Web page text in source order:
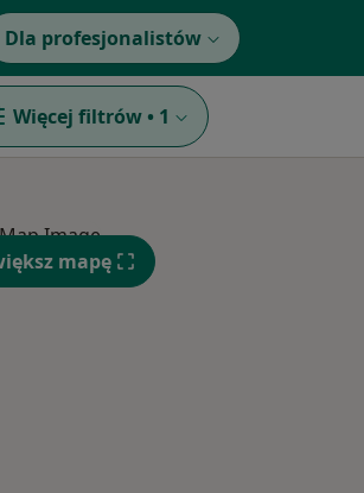
Dla profesjonalistów
Więcej filtrów • 1
mapę